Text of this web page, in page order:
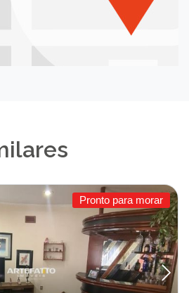
Pronto para morar